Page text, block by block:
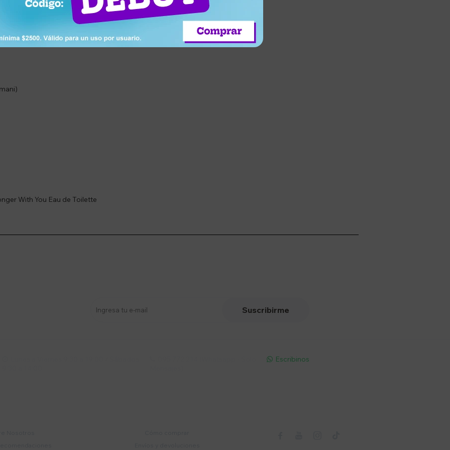
castaña glaseada, cedro y amberwood
con líneas robustas que evocan masculinidad y conexión
With You Eau de Toilette
Suscribirme
 Escribinos